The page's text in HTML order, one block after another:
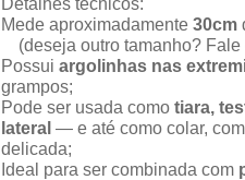
Detalhes técnicos:
Mede aproximadamente 30cm
(deseja outro tamanho? Fale
Possui argolinhas nas
grampos;
Pode ser usada como tiara,
lateral — e até como colar,
delicada;
Ideal para ser combinada com